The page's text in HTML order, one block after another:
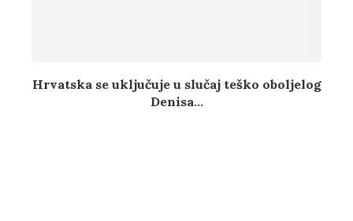
Hrvatska se uključuje u slučaj teško oboljelog
Denisa...